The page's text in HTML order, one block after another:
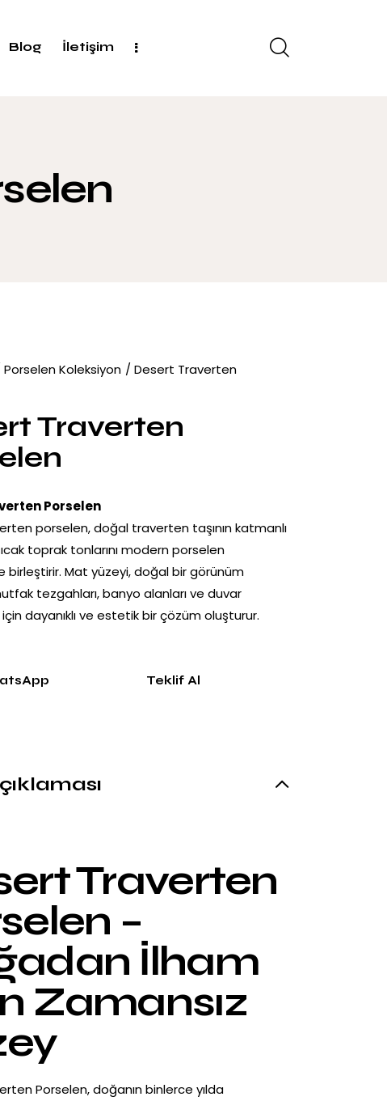
Blog İletişim
Porselen Koleksiyon
Desert Traverten
Traverten
Porselen
porselen, doğal traverten taşının katmanlı
toprak tonlarını modern porselen
birleştirir. Mat yüzeyi, doğal bir görünüm
tezgahları, banyo alanları ve duvar
dayanıklı ve estetik bir çözüm oluşturur.
Teklif Al
Traverten
–
İlham
Zamansız
Porselen, doğanın binlerce yılda